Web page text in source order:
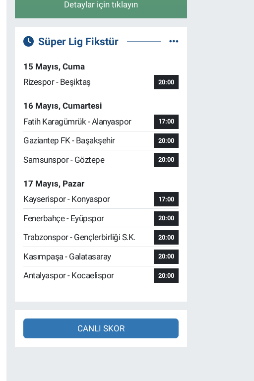
Detaylar için tıklayın
Süper Lig Fikstür
15 Mayıs, Cuma
Rizespor - Beşiktaş
20:00
16 Mayıs, Cumartesi
Fatih Karagümrük - Alanyaspor
17:00
Gaziantep FK - Başakşehir 20:00
Samsunspor - Göztepe 20:00
17 Mayıs, Pazar
Kayserispor - Konyaspor
17:00
Fenerbahçe - Eyüpspor 20:00
Trabzonspor - Gençlerbirliği S.K. 20:00
Kasımpaşa - Galatasaray 20:00
Antalyaspor - Kocaelispor 20:00
CANLI SKOR